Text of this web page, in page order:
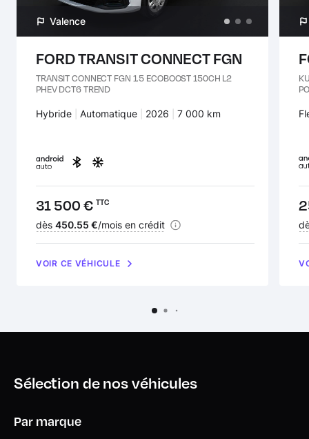
Valence
FORD TRANSIT CONNECT FGN
TRANSIT CONNECT FGN 1.5 ECOBOOST 150CH L2
PHEV DCT6 TREND
Carburant :
Hybride Transmission :
Automatique Années :
2026 Kilomètres :
7 000 km
Prix :
31 500 € TTC
Financement :
dès 450.55 €/mois en crédit
VOIR CE VÉHICULE
Sélection de nos véhicules
Par marque